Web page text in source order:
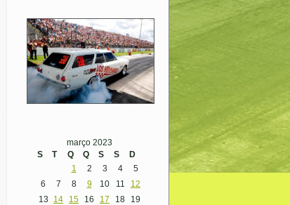
março 2023
S
T Q Q S S D
1 2 3 4
5
6
7 8 9 10 11
12
13
14 15 16 17 18
19